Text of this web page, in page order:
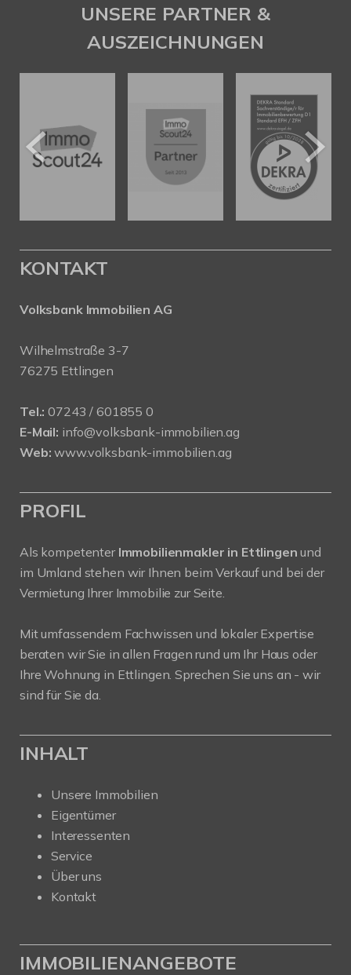
UNSERE PARTNER &
AUSZEICHNUNGEN
KONTAKT
Volksbank Immobilien AG
Wilhelmstraße 3-7
76275 Ettlingen
Tel.: 07243 / 601855 0
E-Mail: info@volksbank-immobilien.ag
Web: www.volksbank-immobilien.ag
PROFIL
Als kompetenter Immobilienmakler in Ettlingen und
im Umland stehen wir Ihnen beim Verkauf und bei der
Vermietung Ihrer Immobilie zur Seite.
Mit umfassendem Fachwissen und lokaler Expertise
beraten wir Sie in allen Fragen rund um Ihr Haus oder
Ihre Wohnung in Ettlingen. Sprechen Sie uns an - wir
sind für Sie da.
INHALT
Unsere Immobilien
Eigentümer
Interessenten
Service
Über uns
Kontakt
IMMOBILIENANGEBOTE